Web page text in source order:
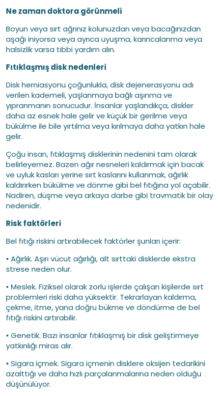
Ne zaman doktora görünmeli
Boyun veya sırt ağrınız kolunuzdan veya bacağınızdan
aşağı iniyorsa veya ayrıca uyuşma, karıncalanma veya
halsizlik varsa tıbbi yardım alın.
Fıtıklaşmış disk nedenleri
Disk herniasyonu çoğunlukla, disk dejenerasyonu adı
verilen kademeli, yaşlanmaya bağlı aşınma ve
yıpranmanın sonucudur. İnsanlar yaşlandıkça, diskler
daha az esnek hale gelir ve küçük bir gerilme veya
bükülme ile bile yırtılma veya kırılmaya daha yatkın hale
gelir.
Çoğu insan, fıtıklaşmış disklerinin nedenini tam olarak
belirleyemez. Bazen ağır nesneleri kaldırmak için bacak
ve uyluk kasları yerine sırt kaslarını kullanmak, ağırlık
kaldırırken bükülme ve dönme gibi bel fıtığına yol açabilir.
Nadiren, düşme veya arkaya darbe gibi travmatik bir olay
nedenidir.
Risk faktörleri
Bel fıtığı riskini artırabilecek faktörler şunları içerir:
• Ağırlık. Aşırı vücut ağırlığı, alt sırttaki disklerde ekstra
strese neden olur.
• Meslek. Fiziksel olarak zorlu işlerde çalışan kişilerde sırt
problemleri riski daha yüksektir. Tekrarlayan kaldırma,
çekme, itme, yana doğru bükme ve döndürme de bel
fıtığı riskini artırabilir.
• Genetik. Bazı insanlar fıtıklaşmış bir disk geliştirmeye
yatkınlığı miras alır.
• Sigara içmek. Sigara içmenin disklere oksijen tedarikini
azalttığı ve daha hızlı parçalanmalarına neden olduğu
düşünülüyor.